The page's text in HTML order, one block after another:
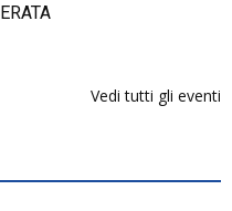
Vedi tutti gli eventi